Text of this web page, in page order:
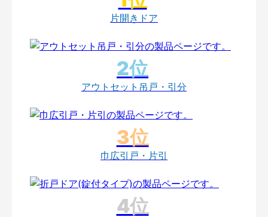
片開きドア
アウトセット吊戸・引分
巾広引戸・片引